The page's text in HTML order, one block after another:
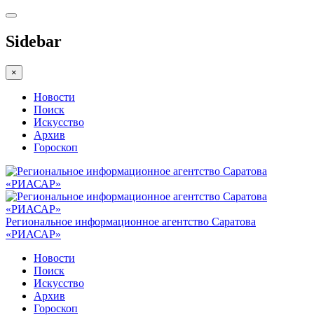
Sidebar
×
Новости
Поиск
Искусство
Архив
Гороскоп
Региональное информационное агентство Саратова
«РИАСАР»
Новости
Поиск
Искусство
Архив
Гороскоп